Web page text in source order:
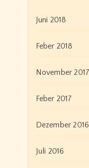
Juni 2018
Feber 2018
November 2017
Feber 2017
Dezember 2016
Juli 2016